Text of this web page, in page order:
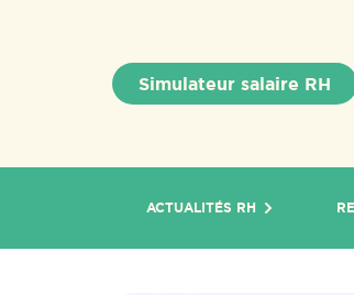
Simulateur salaire RH
ACTUALITÉS RH